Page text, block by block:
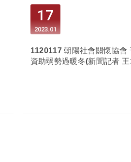
17
01
2023
1120117 朝陽社會關懷協會
資助弱勢過暖冬(新聞記者